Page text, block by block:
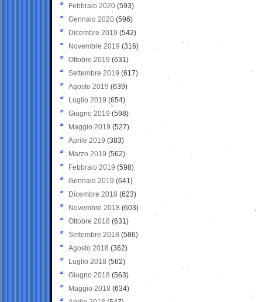
Febbraio 2020 (593)
Gennaio 2020 (596)
Dicembre 2019 (542)
Novembre 2019 (316)
Ottobre 2019 (631)
Settembre 2019 (617)
Agosto 2019 (639)
Luglio 2019 (654)
Giugno 2019 (598)
Maggio 2019 (527)
Aprile 2019 (383)
Marzo 2019 (562)
Febbraio 2019 (598)
Gennaio 2019 (641)
Dicembre 2018 (623)
Novembre 2018 (603)
Ottobre 2018 (631)
Settembre 2018 (586)
Agosto 2018 (362)
Luglio 2018 (562)
Giugno 2018 (563)
Maggio 2018 (634)